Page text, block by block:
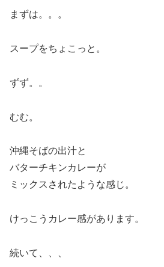
まずは。。。
スープをちょこっと。
ずず。。
むむ。
沖縄そばの出汁と
バターチキンカレーが
ミックスされたような感じ。
けっこうカレー感があります。
続いて、、、